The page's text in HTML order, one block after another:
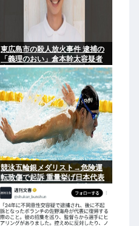
東広島市の殺人放火事件 逮捕の
「義理のおい」倉本幹太容疑者
夫婦への殺人や殺人未遂容疑に
ついては不起訴 放火などの罪で
は起訴
競泳五輪銀メダリスト→危険運
転致傷で起訴 重量挙げ日本代表
→万引きで強盗致傷で逮捕 脳筋
ヤバない？